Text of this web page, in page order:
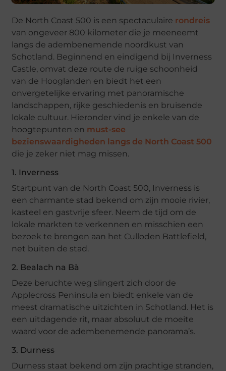
De North Coast 500 is een spectaculaire rondreis
van ongeveer 800 kilometer die je meeneemt
langs de adembenemende noordkust van
Schotland. Beginnend en eindigend bij Inverness
Castle, omvat deze route de ruige schoonheid
van de Hooglanden en biedt het een
onvergetelijke ervaring met panoramische
landschappen, rijke geschiedenis en bruisende
lokale cultuur. Hieronder vind je enkele van de
hoogtepunten en must-see
bezienswaardigheden langs de North Coast 500
die je zeker niet mag missen.
1. Inverness
Startpunt van de North Coast 500, Inverness is
een charmante stad bekend om zijn mooie rivier,
kasteel en gastvrije sfeer. Neem de tijd om de
lokale markten te verkennen en misschien een
bezoek te brengen aan het Culloden Battlefield,
net buiten de stad.
2. Bealach na Bà
Deze beruchte weg slingert zich door de
Applecross Peninsula en biedt enkele van de
meest dramatische uitzichten in Schotland. Het is
een uitdagende rit, maar absoluut de moeite
waard voor de adembenemende panorama’s.
3. Durness
Durness staat bekend om zijn prachtige stranden,